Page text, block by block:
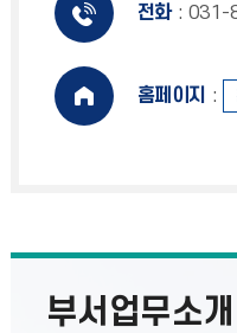
전화 : 031-
홈페이지 :
부서업무소개